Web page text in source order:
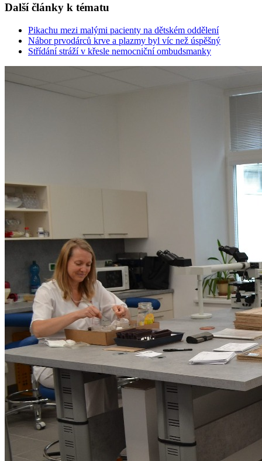
Další články k tématu
Pikachu mezi malými pacienty na dětském oddělení
Nábor prvodárců krve a plazmy byl víc než úspěšný
Střídání stráží v křesle nemocniční ombudsmanky